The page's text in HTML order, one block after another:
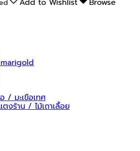
Add to Wishlist Browse
/ มะเขือเทศ
งร้าน / ไม้เถาเลื้อย